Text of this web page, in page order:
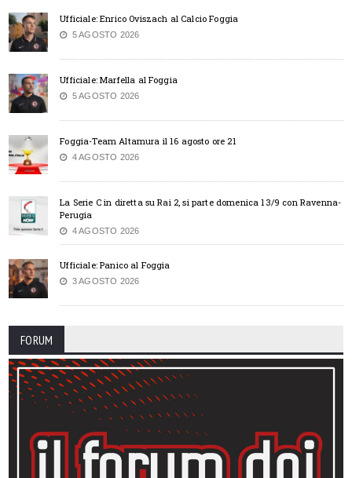
Ufficiale: Enrico Oviszach al Calcio Foggia
5 AGOSTO 2026
Ufficiale: Marfella al Foggia
5 AGOSTO 2026
Foggia-Team Altamura il 16 agosto ore 21
4 AGOSTO 2026
La Serie C in diretta su Rai 2, si parte domenica 13/9 con Ravenna-
Perugia
4 AGOSTO 2026
Ufficiale: Panico al Foggia
3 AGOSTO 2026
FORUM